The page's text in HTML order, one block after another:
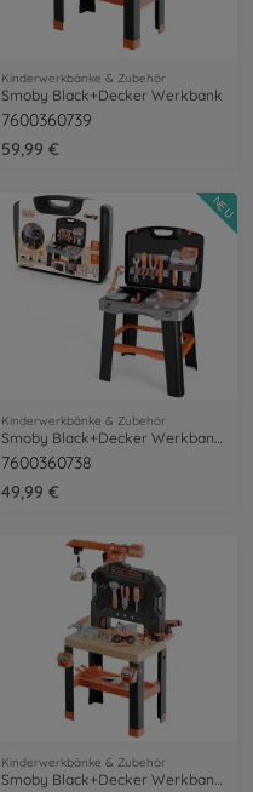
Kinderwerkbänke & Zubehör
Smoby Black+Decker Werkbank
7600360739
59,99 €
Kinderwerkbänke & Zubehör
7600360738
49,99 €
NEU
Kinderwerkbänke & Zubehör
Smoby Black+Decker Werkbank mit Kran